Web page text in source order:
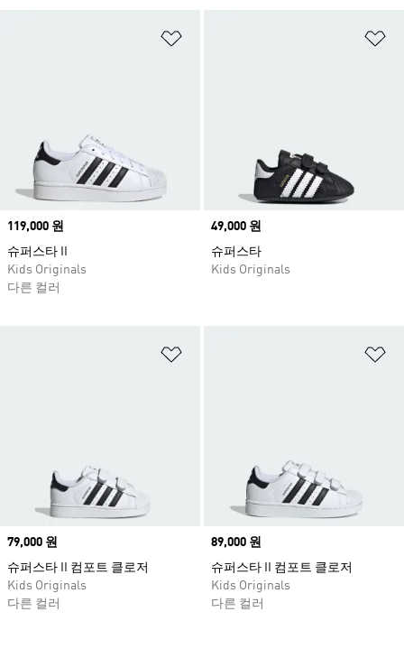
Price
119,000 원
슈퍼스타 II
Kids Originals
다른 컬러
Price
49,000 원
슈퍼스타
Kids Originals
Price
79,000 원
슈퍼스타 II 컴포트 클로저
Kids Originals
다른 컬러
Price
89,000 원
슈퍼스타 II 컴포트 클로저
Kids Originals
다른 컬러